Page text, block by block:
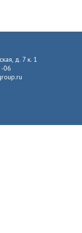
д. 7 к. 1
06